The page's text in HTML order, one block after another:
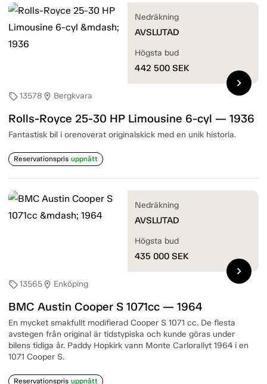
sell13578 location_on Bergkvara
Rolls-Royce 25-30 HP Limousine 6-cyl — 1936
Fantastisk bil i orenoverat originalskick med en unik historia.
Reservationspris uppnått
Nedräkning
AVSLUTAD
Högsta bud
442 500 SEK
chevron_right
sell13565location_on Enköping
BMC Austin Cooper S 1071cc — 1964
En mycket smakfullt modifierad Cooper S 1071 cc. De flesta
avstegen från original är tidstypiska och kunde göras under
bilens tidiga år. Paddy Hopkirk vann Monte Carlorallyt 1964 i en
1071 Cooper S.
Reservationspris uppnått
Nedräkning
AVSLUTAD
Högsta bud
435 000 SEK
chevron_right